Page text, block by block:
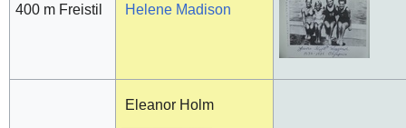
400 m Freistil Helene Madison
Eleanor Holm